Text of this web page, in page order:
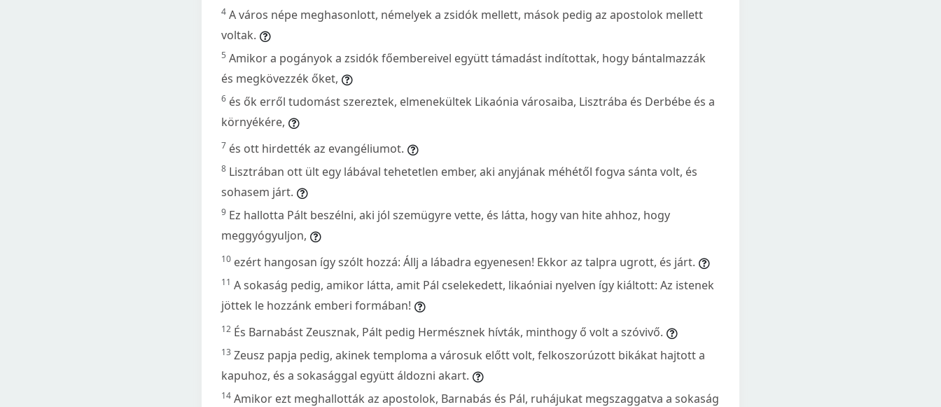
4 A város népe meghasonlott, némelyek a zsidók mellett, mások pedig az apostolok mellett
voltak.
5 Amikor a pogányok a zsidók főembereivel együtt támadást indítottak, hogy bántalmazzák
és megkövezzék őket,
6 és ők erről tudomást szereztek, elmenekültek Likaónia városaiba, Lisztrába és Derbébe és a
környékére,
7 és ott hirdették az evangéliumot.
8 Lisztrában ott ült egy lábával tehetetlen ember, aki anyjának méhétől fogva sánta volt, és
sohasem járt.
9 Ez hallotta Pált beszélni, aki jól szemügyre vette, és látta, hogy van hite ahhoz, hogy
meggyógyuljon,
10 ezért hangosan így szólt hozzá: Állj a lábadra egyenesen! Ekkor az talpra ugrott, és járt.
11 A sokaság pedig, amikor látta, amit Pál cselekedett, likaóniai nyelven így kiáltott: Az istenek
jöttek le hozzánk emberi formában!
12 És Barnabást Zeusznak, Pált pedig Hermésznek hívták, minthogy ő volt a szóvivő.
13 Zeusz papja pedig, akinek temploma a városuk előtt volt, felkoszorúzott bikákat hajtott a
kapuhoz, és a sokasággal együtt áldozni akart.
14 Amikor ezt meghallották az apostolok, Barnabás és Pál, ruhájukat megszaggatva a sokaság